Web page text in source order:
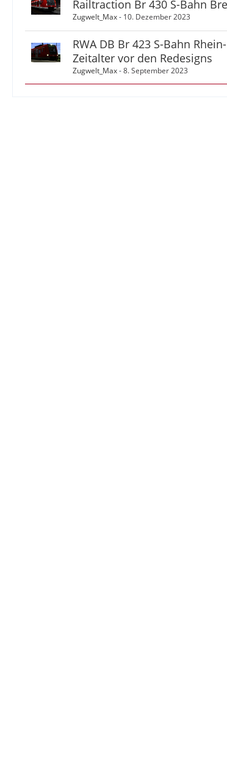
Railtraction Br 430 S-Bahn
Zugwelt_Max- 10. Dezember 2023
RWA DB Br 423 S-Bahn
Zeitalter vor den Redesigns
Zugwelt_Max-8. September 2023